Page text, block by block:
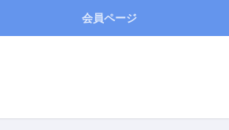
会員ページ